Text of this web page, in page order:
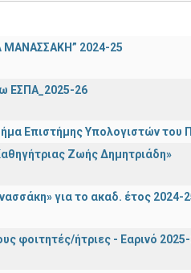
2024-25
ΕΣΠΑ_2025-26
Επιστήμης Υπολογιστών του
Ζωής Δημητριάδη»
για το ακαδ. έτος 2024-
φοιτητές/ήτριες - Εαρινό